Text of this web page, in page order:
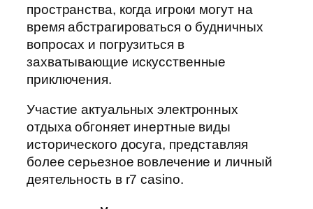
пространства, когда игроки могут на
время абстрагироваться о будничных
вопросах и погрузиться в
захватывающие искусственные
приключения.
Участие актуальных электронных
отдыха обгоняет инертные виды
исторического досуга, представляя
более серьезное вовлечение и личный
деятельность в r7 casino.